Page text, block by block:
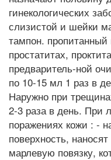
гинекологических
слизистой и шейки
тампон.
простатитах,
предваритель-ной
по 10-15 мл 1 раз в
Наружно при
2-3 раза в день. При
поражениях кожи : -
поверхность,
марлевую повязку,